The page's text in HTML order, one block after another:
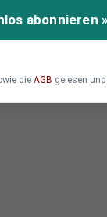
Ländern
abonnieren »
die AGB gelesen